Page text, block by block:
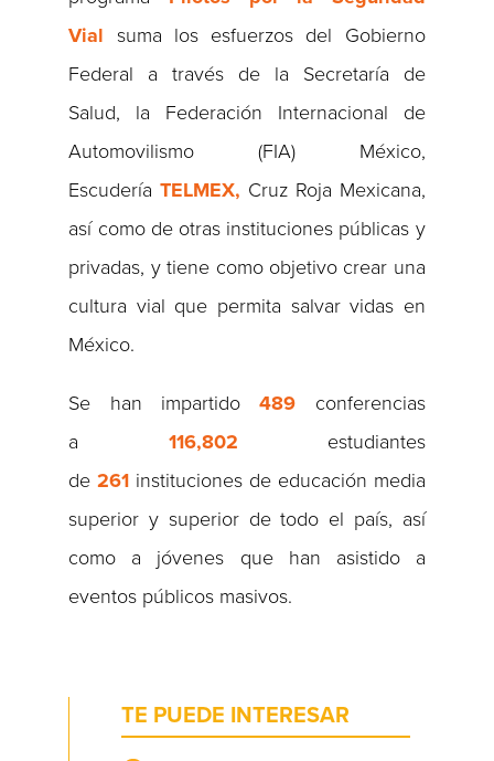
Vial suma los esfuerzos del Gobierno
Federal a través de la Secretaría de
Salud, la Federación Internacional de
Automovilismo (FIA) México,
EscuderíaTELMEX, Cruz Roja Mexicana,
así como de otras instituciones públicas y
privadas, y tiene como objetivo crear una
cultura vial que permita salvar vidas en
México.
Se han impartido489 conferencias
a 116,802 estudiantes
de261 instituciones de educación media
superior y superior de todo el país, así
como a jóvenes que han asistido a
eventos públicos masivos.
TE PUEDE INTERESAR